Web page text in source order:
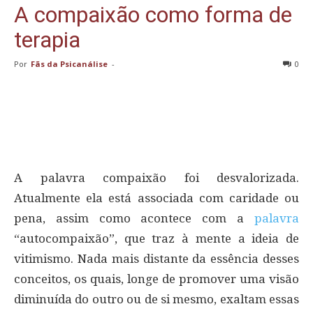
A compaixão como forma de
terapia
Por Fãs da Psicanálise - 0
A palavra compaixão foi desvalorizada.
Atualmente ela está associada com caridade ou
pena, assim como acontece com a palavra
“autocompaixão”, que traz à mente a ideia de
vitimismo. Nada mais distante da essência desses
conceitos, os quais, longe de promover uma visão
diminuída do outro ou de si mesmo, exaltam essas